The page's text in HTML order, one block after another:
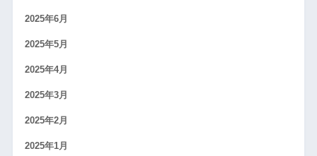
2025年6月
2025年5月
2025年4月
2025年3月
2025年2月
2025年1月